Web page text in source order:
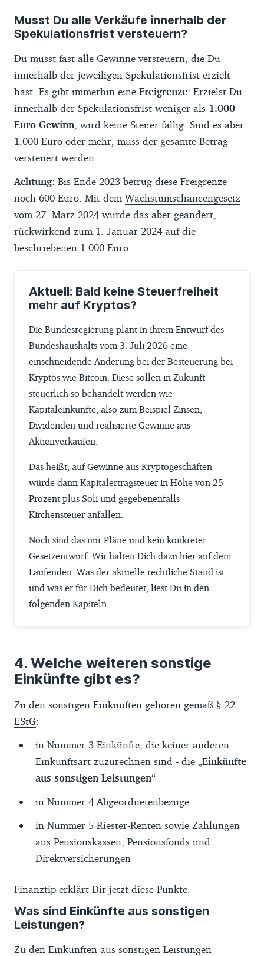
Musst Du alle Verkäufe innerhalb der
Spekulationsfrist versteuern?
Du musst fast alle Gewinne versteuern, die Du
innerhalb der jeweiligen Spekulationsfrist erzielt
hast. Es gibt immerhin eine Freigrenze: Erzielst Du
innerhalb der Spekulationsfrist weniger als 1.000
Euro Gewinn , wird keine Steuer fällig. Sind es aber
1.000 Euro oder mehr, muss der gesamte Betrag
versteuert werden.
Achtung: Bis Ende 2023 betrug diese Freigrenze
noch 600 Euro. Mit dem Wachstumschancengesetz
vom 27. März 2024 wurde das aber geändert,
rückwirkend zum 1. Januar 2024 auf die
beschriebenen 1.000 Euro.
Aktuell: Bald keine Steuerfreiheit
mehr auf Kryptos?
Die Bundesregierung plant in ihrem Entwurf des
Bundeshaushalts vom 3. Juli 2026 eine
einschneidende Änderung bei der Besteuerung bei
Kryptos wie Bitcoin. Diese sollen in Zukunft
steuerlich so behandelt werden wie
Kapitaleinkünfte, also zum Beispiel Zinsen,
Dividenden und realisierte Gewinne aus
Aktienverkäufen.
Das heißt, auf Gewinne aus Kryptogeschäften
würde dann Kapitalertragsteuer in Höhe von 25
Prozent plus Soli und gegebenenfalls
Kirchensteuer anfallen.
Noch sind das nur Pläne und kein konkreter
Gesetzentwurf. Wir halten Dich dazu hier auf dem
Laufenden. Was der aktuelle rechtliche Stand ist
und was er für Dich bedeutet, liest Du in den
folgenden Kapiteln.
Welche weiteren sonstige
Einkünfte gibt es?
Zu den sonstigen Einkünften gehören gemäß § 22
EStG:
in Nummer 3 Einkünfte, die keiner anderen
Einkunftsart zuzurechnen sind - die „ Einkünfte
aus sonstigen Leistungen“
in Nummer 4 Abgeordnetenbezüge
in Nummer 5 Riester-Renten sowie Zahlungen
aus Pensionskassen, Pensionsfonds und
Direktversicherungen
Finanztip erklärt Dir jetzt diese Punkte.
Was sind Einkünfte aus sonstigen
Leistungen?
Zu den Einkünften aus sonstigen Leistungen